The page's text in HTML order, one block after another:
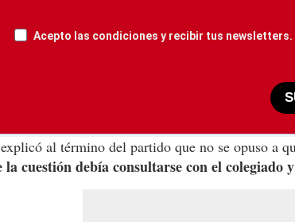
Acepto las condiciones y recibir tus newsletters.
al término del partido que no se opuso a
la cuestión debía consultarse con el colegiado